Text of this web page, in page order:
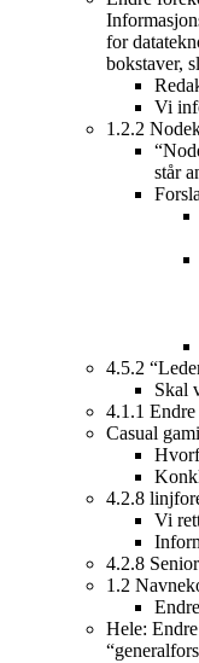
for
bokstaver,
Vi
1.2.2
står
4.5.2
Skal
4.1.1
Casual
4.2.8
Vi
4.2.8
1.2
Hele: